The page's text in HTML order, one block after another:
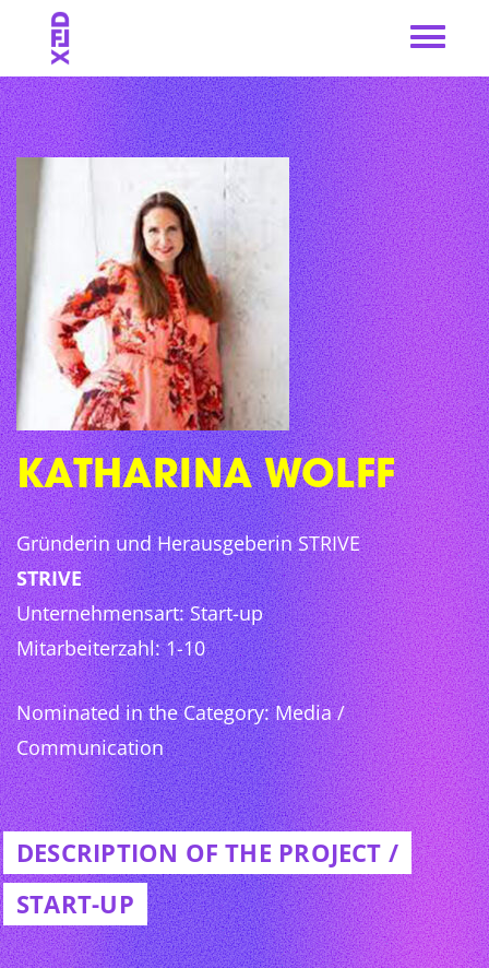
to
content
KATHARINA WOLFF
Gründerin und Herausgeberin STRIVE
STRIVE
Unternehmensart: Start-up
Mitarbeiterzahl: 1-10
Nominated in the Category: Media /
Communication
DESCRIPTION OF THE PROJECT /
START-UP